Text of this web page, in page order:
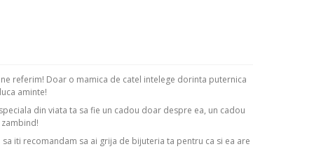
referim! Doar o mamica de catel intelege dorinta puternica
aminte!
din viata ta sa fie un cadou doar despre ea, un cadou
iti recomandam sa ai grija de bijuteria ta pentru ca si ea are